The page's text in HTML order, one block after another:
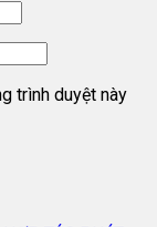
trình duyệt này